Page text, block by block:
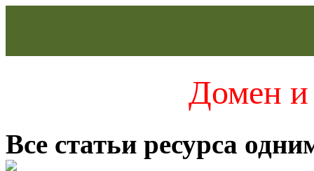
Домен и
Все статьи ресурса